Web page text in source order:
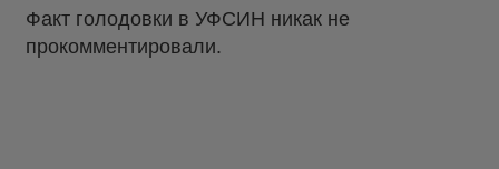
Факт голодовки в УФСИН никак не
прокомментировали.